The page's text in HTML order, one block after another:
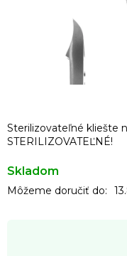
Sterilizovateľné kliešte
STERILIZOVATEĽNÉ!
Skladom
Môžeme doručiť do: